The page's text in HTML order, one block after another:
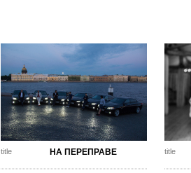
title НА ПЕРЕПРАВЕ title